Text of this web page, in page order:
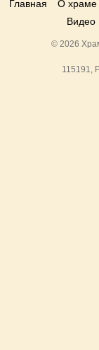
Главная О храме
Видео
© 2026
115191,